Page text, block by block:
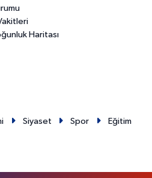
Haritası
Siyaset Spor
Eğitim